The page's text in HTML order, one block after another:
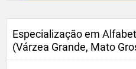
Especialização em
(Várzea Grande, Mato